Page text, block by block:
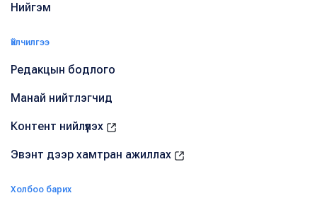
Нийгэм
Үйлчилгээ
Редакцын бодлого
Манай нийтлэгчид
Контент нийлүүлэх
Эвэнт дээр хамтран ажиллах
Холбоо барих